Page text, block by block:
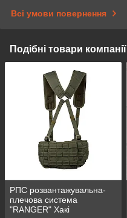
Всі умови повернення
Подібні товари компанії
РПС розвантажувальна-
плечова система
"RANGER" Хакі